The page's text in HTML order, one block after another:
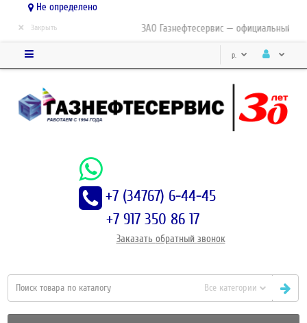
Не определено
ЗАО Газнефтесервис — официальный
× Закрыть
р.
+7 (34767) 6-44-45
+7 917 350 86 17
Заказать обратный звонок
Все категории